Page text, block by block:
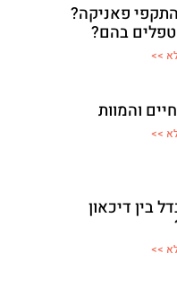
פאניקה?
בהם?
>>
והמוות
>>
בין דיכאון
>>